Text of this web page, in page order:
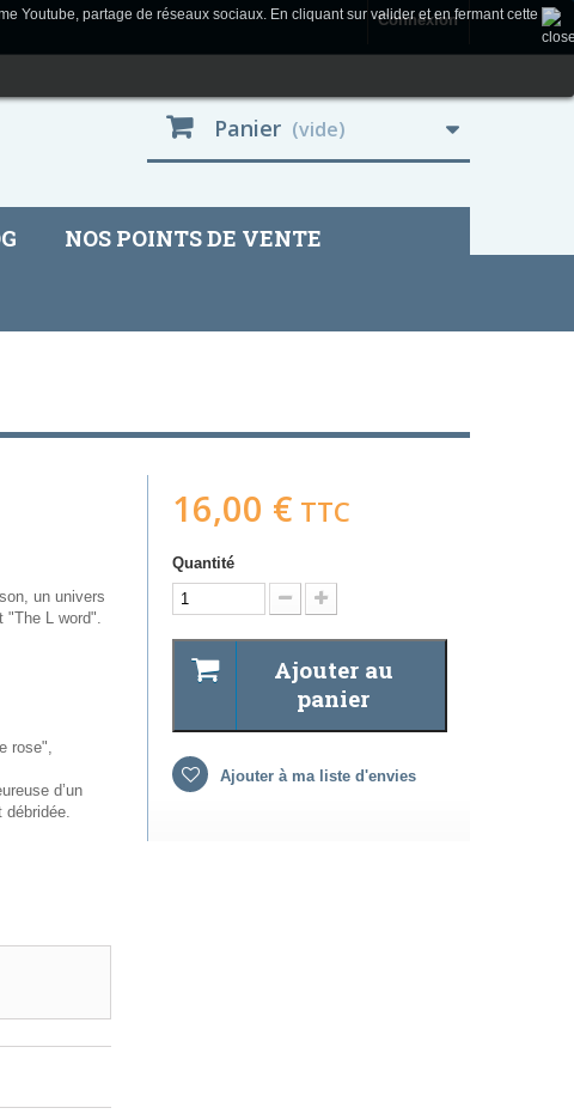
Connexion
Panier (vide)
NOS POINTS DE VENTE
Youtube, partage de réseaux sociaux. En cliquant sur valider et en fermant cette
un univers
"The L word".
rose",
d’un
débridée.
16,00 € TTC
Quantité
Ajouter au
panier
Ajouter à ma liste d'envies